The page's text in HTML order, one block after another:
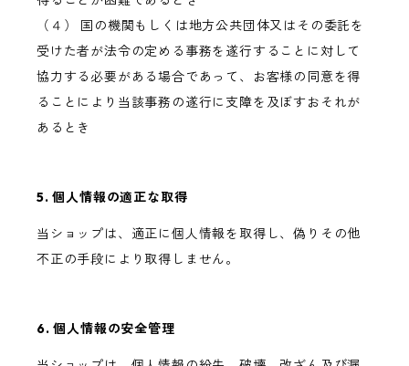
（４） 国の機関もしくは地方公共団体又はその委託を
受けた者が法令の定める事務を遂行することに対して
協力する必要がある場合であって、お客様の同意を得
ることにより当該事務の遂行に支障を及ぼすおそれが
あるとき
5. 個人情報の適正な取得
当ショップは、適正に個人情報を取得し、偽りその他
不正の手段により取得しません。
6. 個人情報の安全管理